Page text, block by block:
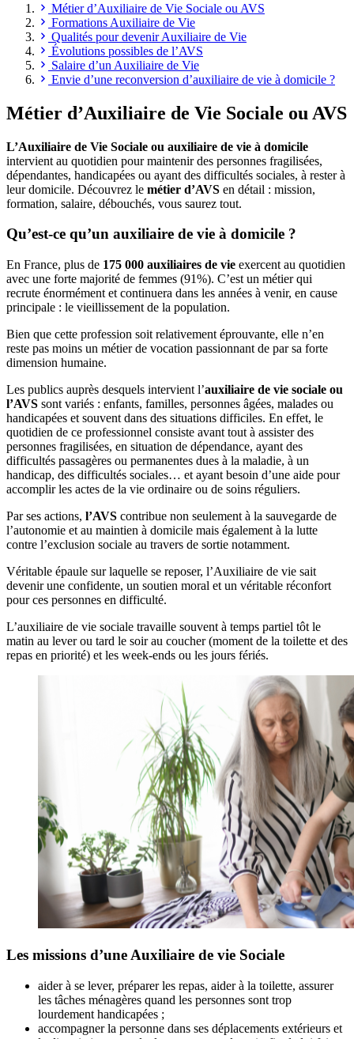
Métier d’Auxiliaire de Vie Sociale ou AVS
Formations Auxiliaire de Vie
Qualités pour devenir Auxiliaire de Vie
Évolutions possibles de l’AVS
Salaire d’un Auxiliaire de Vie
Envie d’une reconversion d’auxiliaire de vie à domicile ?
Métier d’Auxiliaire de Vie Sociale ou AVS
L’Auxiliaire de Vie Sociale ou auxiliaire de vie à domicile
intervient au quotidien pour maintenir des personnes fragilisées,
dépendantes, handicapées ou ayant des difficultés sociales, à rester à
leur domicile. Découvrez le métier d’AVS en détail : mission,
formation, salaire, débouchés, vous saurez tout.
Qu’est-ce qu’un auxiliaire de vie à domicile ?
En France, plus de 175 000 auxiliaires de vie exercent au quotidien
avec une forte majorité de femmes (91%). C’est un métier qui
recrute énormément et continuera dans les années à venir, en cause
principale : le vieillissement de la population.
Bien que cette profession soit relativement éprouvante, elle n’en
reste pas moins un métier de vocation passionnant de par sa forte
dimension humaine.
Les publics auprès desquels intervient l’auxiliaire de vie sociale ou
l’AVS sont variés : enfants, familles, personnes âgées, malades ou
handicapées et souvent dans des situations difficiles. En effet, le
quotidien de ce professionnel consiste avant tout à assister des
personnes fragilisées, en situation de dépendance, ayant des
difficultés passagères ou permanentes dues à la maladie, à un
handicap, des difficultés sociales… et ayant besoin d’une aide pour
accomplir les actes de la vie ordinaire ou de soins réguliers.
Par ses actions, l’AVS contribue non seulement à la sauvegarde de
l’autonomie et au maintien à domicile mais également à la lutte
contre l’exclusion sociale au travers de sortie notamment.
Véritable épaule sur laquelle se reposer, l’Auxiliaire de vie sait
devenir une confidente, un soutien moral et un véritable réconfort
pour ces personnes en difficulté.
L’auxiliaire de vie sociale travaille souvent à temps partiel tôt le
matin au lever ou tard le soir au coucher (moment de la toilette et des
repas en priorité) et les week-ends ou les jours fériés.
Les missions d’une Auxiliaire de vie Sociale
aider à se lever, préparer les repas, aider à la toilette, assurer
les tâches ménagères quand les personnes sont trop
lourdement handicapées ;
accompagner la personne dans ses déplacements extérieurs et